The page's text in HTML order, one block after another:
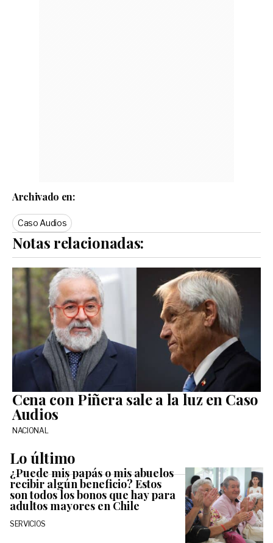
Archivado en:
Caso Audios
Notas relacionadas:
Cena con Piñera sale a la luz en Caso
Audios
NACIONAL
Lo último
¿Puede mis papás o mis abuelos
recibir algún beneficio? Estos
son todos los bonos que hay para
adultos mayores en Chile
SERVICIOS